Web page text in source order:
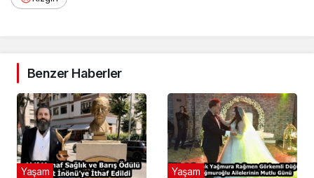
Benzer Haberler
Yaşam Yaşam